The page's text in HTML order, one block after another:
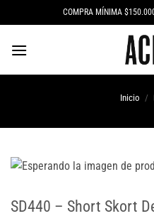
al
contenido
COMPRA MÍNIMA
Inicio /
SD440 – Short Skort